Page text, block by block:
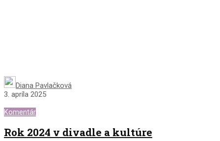
Diana Pavlačková
3. apríla 2025
Komentár
Rok 2024 v divadle a kultúre